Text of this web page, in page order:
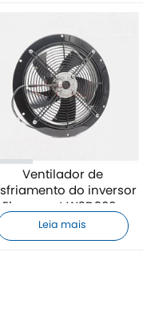
Ventilador de
do inversor
Ebmpapst W2D300-
CP02-31
Leia mais